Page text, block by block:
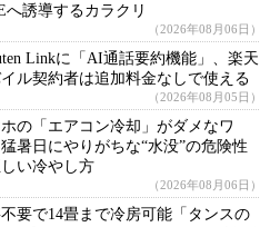
へ誘導するカラクリ
（2026年08月06日）
Linkに「AI通話要約機能」、楽天
ル契約者は追加料金なしで使える
（2026年08月05日）
の「エアコン冷却」がダメなワ
暑日にやりがちな“水没”の危険性
い冷やし方
（2026年08月06日）
要で14畳まで冷房可能「タンスの